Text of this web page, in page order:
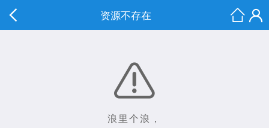
资源不存在
浪里个浪，